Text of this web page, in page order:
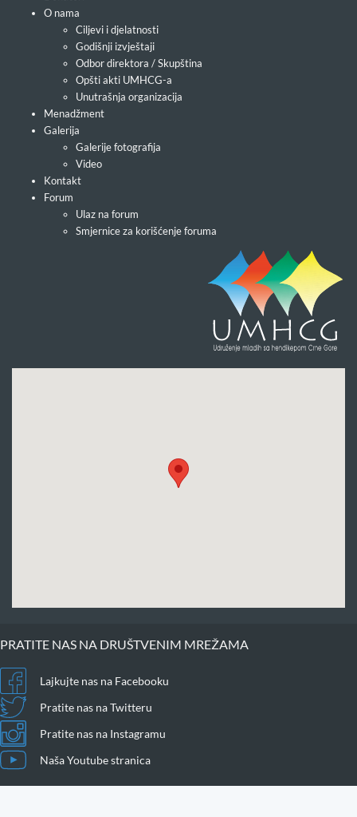
O nama
Ciljevi i djelatnosti
Godišnji izvještaji
Odbor direktora / Skupština
Opšti akti UMHCG-a
Unutrašnja organizacija
Menadžment
Galerija
Galerije fotografija
Video
Kontakt
Forum
Ulaz na forum
Smjernice za korišćenje foruma
PRATITE NAS NA DRUŠTVENIM MREŽAMA
Lajkujte nas na Facebooku
Pratite nas na Twitteru
Pratite nas na Instagramu
Naša Youtube stranica